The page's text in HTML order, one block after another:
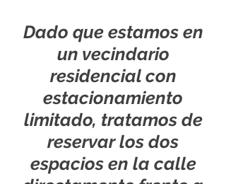
Dado que estamos en
un vecindario
residencial con
estacionamiento
limitado, tratamos de
reservar los dos
espacios en la calle